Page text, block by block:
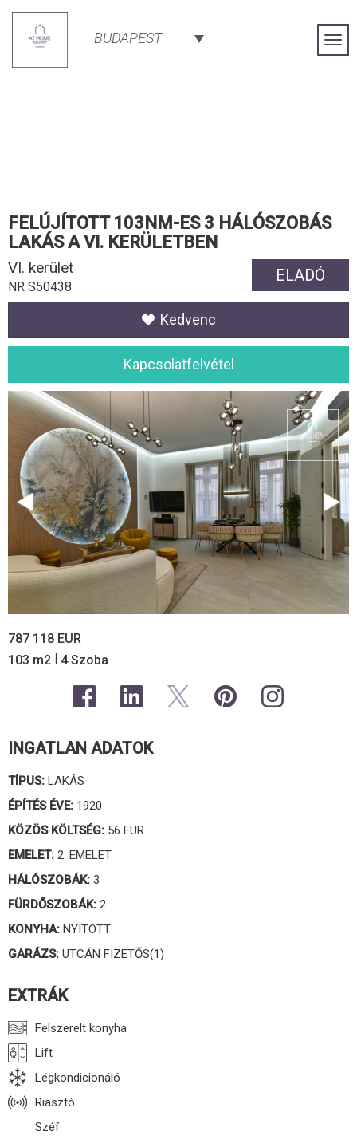
BUDAPEST
FELÚJÍTOTT 103NM-ES 3 HÁLÓSZOBÁS
LAKÁS A VI. KERÜLETBEN
ELADÓ
VI. kerület
NR S50438
Kedvenc
Kapcsolatfelvétel
787 118 EUR
103 m2 | 4 Szoba
INGATLAN ADATOK
TÍPUS: LAKÁS
ÉPÍTÉS ÉVE: 1920
KÖZÖS KÖLTSÉG: 56 EUR
EMELET: 2. EMELET
HÁLÓSZOBÁK: 3
FÜRDŐSZOBÁK: 2
KONYHA: NYITOTT
GARÁZS: UTCÁN FIZETŐS(1)
EXTRÁK
Felszerelt konyha
Lift
Légkondicionáló
Riasztó
Széf